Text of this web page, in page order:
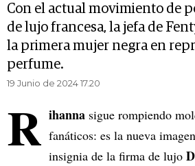
Con el actual movimiento de
de lujo francesa, la jefa de
la primera mujer negra en
perfume.
19 Junio de 2024 17.20
R ihanna sigue rompiendo
fanáticos: es la nueva
insignia de la firma de lujo